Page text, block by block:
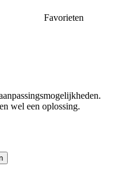
Favorieten
wel een oplossing.